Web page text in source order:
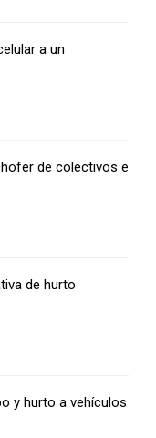
a un
de colectivos e
de hurto
y hurto a vehículos